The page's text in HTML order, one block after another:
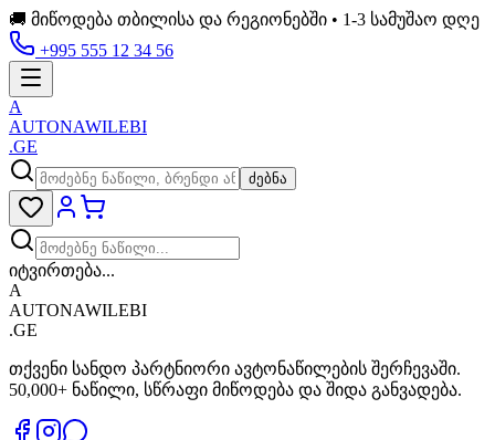
🚚 მიწოდება თბილისა და რეგიონებში • 1-3 სამუშაო დღე
+995 555 12 34 56
A
AUTONAWILEBI
.GE
ძებნა
იტვირთება...
A
AUTONAWILEBI
.GE
თქვენი სანდო პარტნიორი ავტონაწილების შერჩევაში.
50,000+ ნაწილი, სწრაფი მიწოდება და შიდა განვადება.